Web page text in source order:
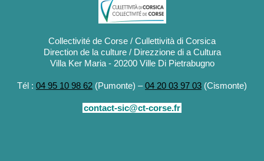
Collectivité de Corse / Cullettività di Corsica
Direction de la culture / Direzzione di a Cultura
Villa Ker Maria - 20200 Ville Di Pietrabugno
Tél : 04 95 10 98 62 (Pumonte) –04 20 03 97 03 (Cismonte)
contact-sic@ct-corse.fr